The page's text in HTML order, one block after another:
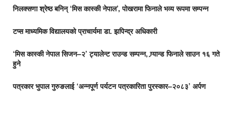
निलक्सणा श्रेष्ठ बनिन् ‘मिस कास्की नेपाल’, पोखरामा फिनाले भव्य रूपमा सम्पन्न
टप्स माध्यमिक विद्यालयको प्राचार्यमा डा. झपिन्द्र अधिकारी
‘मिस कास्की नेपाल सिजन–२’ ट्यालेन्ट राउन्ड सम्पन्न, ग्र्यान्ड फिनाले साउन १६ गते
हुने
पत्रकार भुपाल गुरुङलाई ‘अन्नपूर्ण पर्यटन पत्रकारिता पुरस्कार–२०८३’ अर्पण